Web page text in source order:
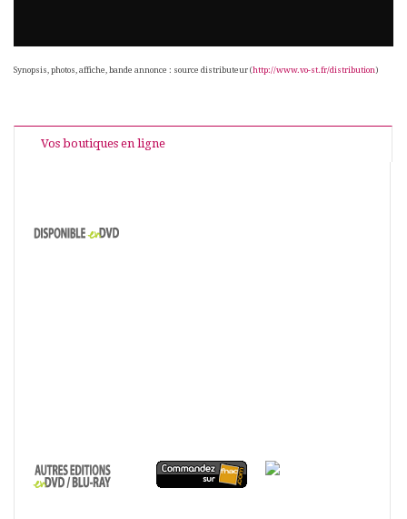
Synopsis, photos, affiche, bande annonce : source distributeur (http://www.vo-st.fr/distribution)
Vos boutiques en ligne